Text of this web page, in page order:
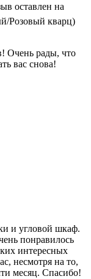
оставлен на
Розовый кварц)
Очень рады, что
вас снова!
и угловой шкаф.
понравилось
интересных
несмотря на то,
месяц. Спасибо!